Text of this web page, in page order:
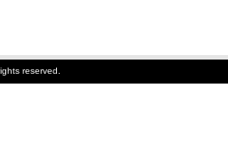
reserved.